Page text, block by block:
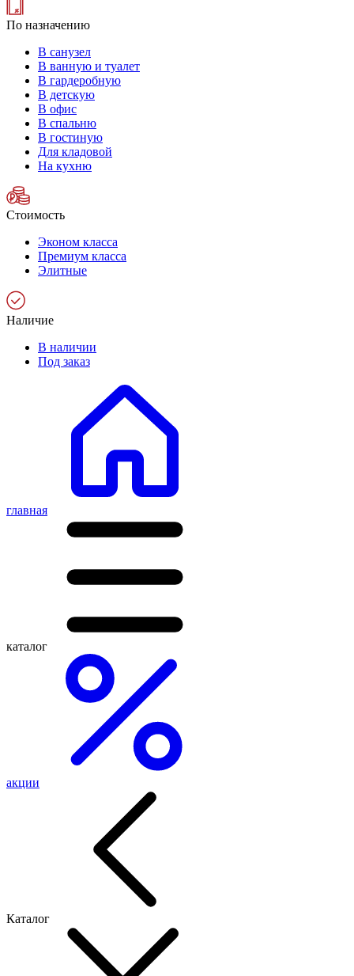
По назначению
В санузел
В ванную и туалет
В гардеробную
В детскую
В офис
В спальню
В гостиную
Для кладовой
На кухню
Стоимость
Эконом класса
Премиум класса
Элитные
Наличие
В наличии
Под заказ
главная
каталог
акции
Каталог